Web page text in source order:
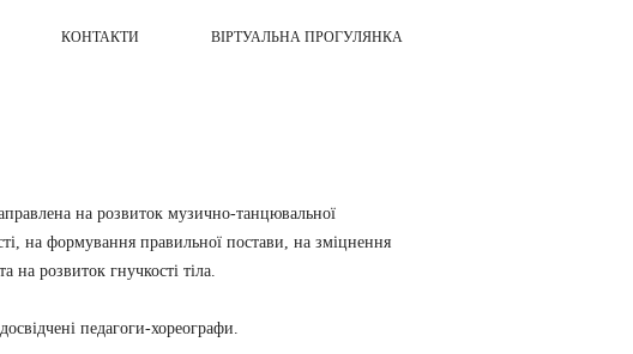
КОНТАКТИ ВІРТУАЛЬНА ПРОГУЛЯНКА
на розвиток музично-танцювальної
на формування правильної постави, на зміцнення
на розвиток гнучкості тіла.
педагоги-хореографи.